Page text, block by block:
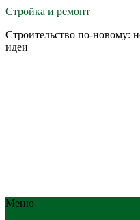
Стройка и ремонт
Строительство по-новому:
идеи
Меню